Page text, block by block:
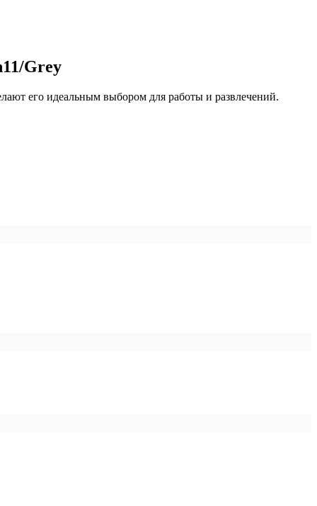
Grey
его идеальным выбором для работы и развлечений.